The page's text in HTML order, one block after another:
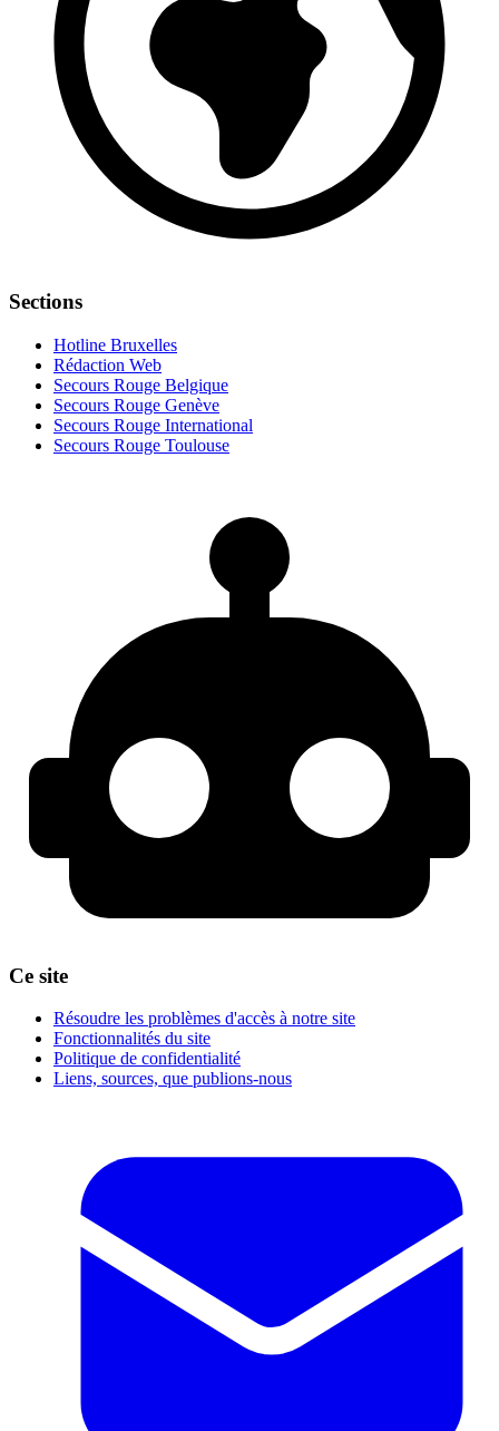
Sections
Hotline Bruxelles
Rédaction Web
Secours Rouge Belgique
Secours Rouge Genève
Secours Rouge International
Secours Rouge Toulouse
Ce site
Résoudre les problèmes d'accès à notre site
Fonctionnalités du site
Politique de confidentialité
Liens, sources, que publions-nous